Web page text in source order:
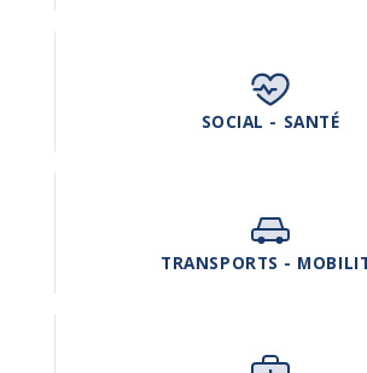
SOCIAL - SANTÉ
TRANSPORTS -